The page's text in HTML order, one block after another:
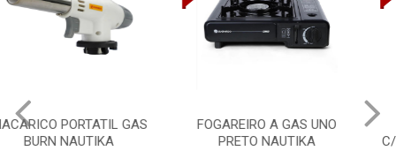
FOGAREIRO A GAS UNO
PRETO NAUTIKA
CANALETA 20X10X2M
C/DIVISORIA C/DUPLA FACE